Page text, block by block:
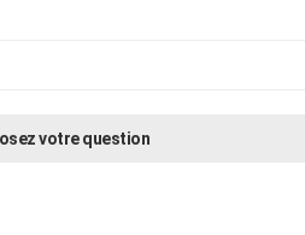
votre question